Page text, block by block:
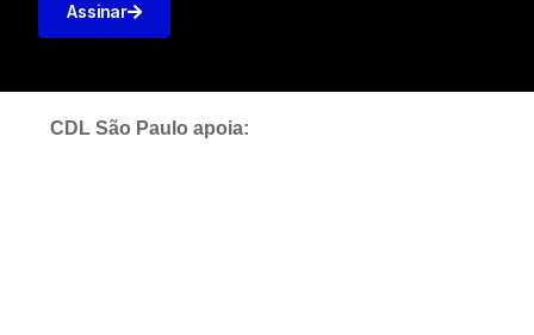
Assinar
CDL São Paulo apoia: